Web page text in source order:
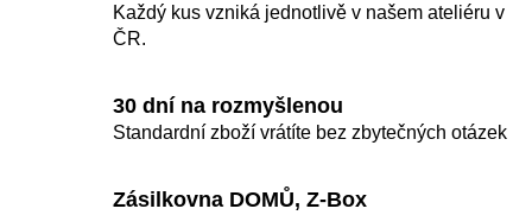
Každý kus vzniká jednotlivě v našem ateliéru v
ČR.
30 dní na rozmyšlenou
Standardní zboží vrátíte bez zbytečných otázek
Zásilkovna DOMŮ, Z-Box